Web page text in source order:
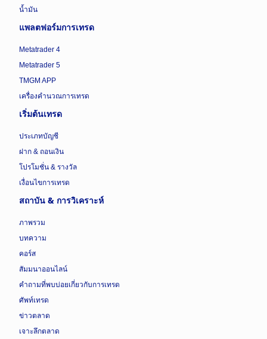
น้ำมัน
แพลตฟอร์มการเทรด
Metatrader 4
Metatrader 5
TMGM APP
เครื่องคำนวณการเทรด
เริ่มต้นเทรด
ประเภทบัญชี
ฝาก & ถอนเงิน
โปรโมชั่น & รางวัล
เงื่อนไขการเทรด
สถาบัน & การวิเคราะห์
ภาพรวม
บทความ
คอร์ส
สัมมนาออนไลน์
คำถามที่พบบ่อยเกี่ยวกับการเทรด
ศัพท์เทรด
ข่าวตลาด
เจาะลึกตลาด